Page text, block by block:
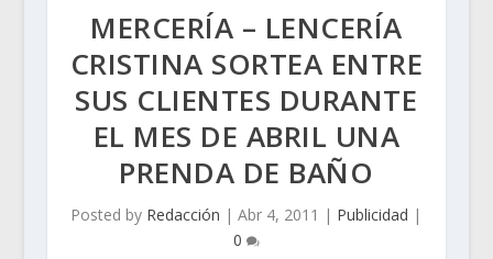
MERCERÍA – LENCERÍA
CRISTINA SORTEA ENTRE
SUS CLIENTES DURANTE
EL MES DE ABRIL UNA
PRENDA DE BAÑO
Posted by Redacción |Abr 4, 2011 | Publicidad |
0